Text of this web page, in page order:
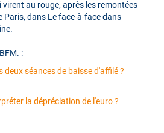
au rouge, après les remontées
Paris, dans Le face-à-face dans
:
deux séances de baisse d'affilé ?
la dépréciation de l'euro ?